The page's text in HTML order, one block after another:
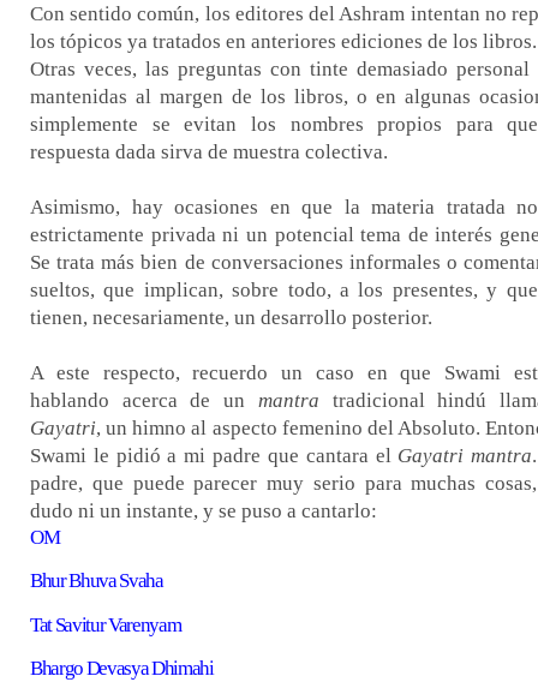
Con sentido común, los editores del Ashram intentan no
los tópicos ya tratados en anteriores ediciones de los libros.
Otras veces, las preguntas con tinte demasiado personal
mantenidas al margen de los libros, o en algunas
simplemente se evitan los nombres propios para
respuesta dada sirva de muestra colectiva.
Asimismo, hay ocasiones en que la materia tratada
estrictamente privada ni un potencial tema de interés
Se trata más bien de conversaciones informales o
sueltos, que implican, sobre todo, a los presentes, y
tienen, necesariamente, un desarrollo posterior.
A este respecto, recuerdo un caso en que Swami
hablando acerca de un mantra tradicional hindú
Gayatri, un himno al aspecto femenino del Absoluto.
Swami le pidió a mi padre que cantara el Gayatri mantra
padre, que puede parecer muy serio para muchas
dudo ni un instante, y se puso a cantarlo:
OM
Bhur Bhuva Svaha
Tat Savitur Varenyam
Bhargo Devasya Dhimahi